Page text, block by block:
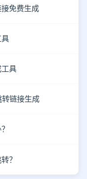
免费生成
具
链接生成
？